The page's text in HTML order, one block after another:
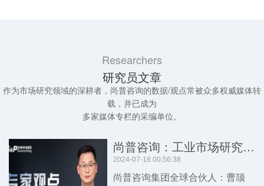
Researchers
研究员文章
作为市场研究领域的深耕者，尚普咨询的数据/观点常被众多权威媒体转
载，并已成为
多家媒体专栏的采编单位。
尚普咨询：工业市场研究服务的误区和常见问题
2024-07-18 00:56:38
尚普咨询集团全球合伙人：曹颉